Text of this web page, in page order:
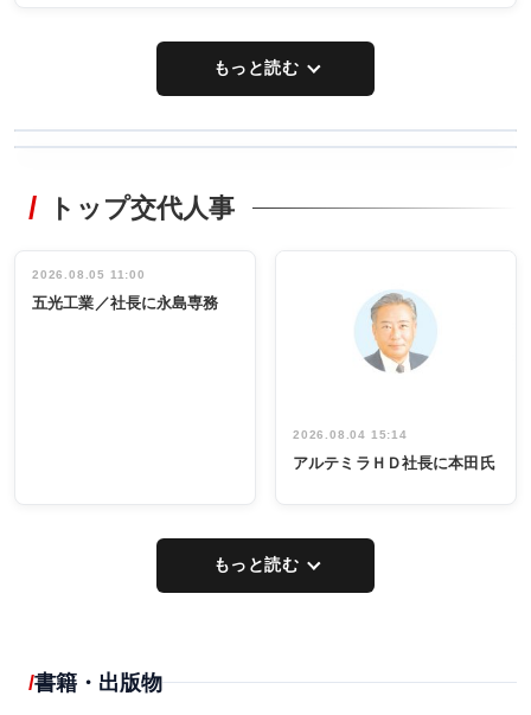
もっと読む
非鉄業界で
インタビュ
ー／社内ア
タックトレー
祝う 業界関
係者ら220人
出席
トップ交代人事
2026.08.05 11:00
五光工業／社長に永島専務
2026.08.04 15:14
アルテミラＨＤ社長に本田氏
もっと読む
書籍・出版物